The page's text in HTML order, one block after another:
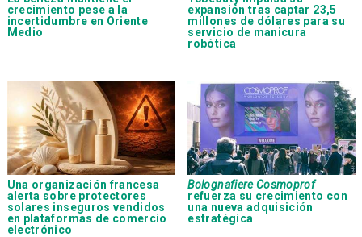
crecimiento pese a la
incertidumbre en Oriente
Medio
expansión tras captar 23,5
millones de dólares para su
servicio de manicura
robótica
Una organización francesa
alerta sobre protectores
solares inseguros vendidos
en plataformas de comercio
electrónico
Bolognafiere Cosmoprof
refuerza su crecimiento con
una nueva adquisición
estratégica